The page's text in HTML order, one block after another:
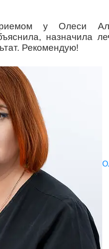
у Олеси
назначила
Рекомендую!